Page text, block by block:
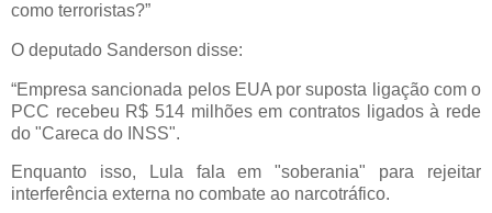
como terroristas?”
O deputado Sanderson disse:
“Empresa sancionada pelos EUA por suposta ligação com o
PCC recebeu R$ 514 milhões em contratos ligados à rede
do "Careca do INSS".
Enquanto isso, Lula fala em "soberania" para rejeitar
interferência externa no combate ao narcotráfico.